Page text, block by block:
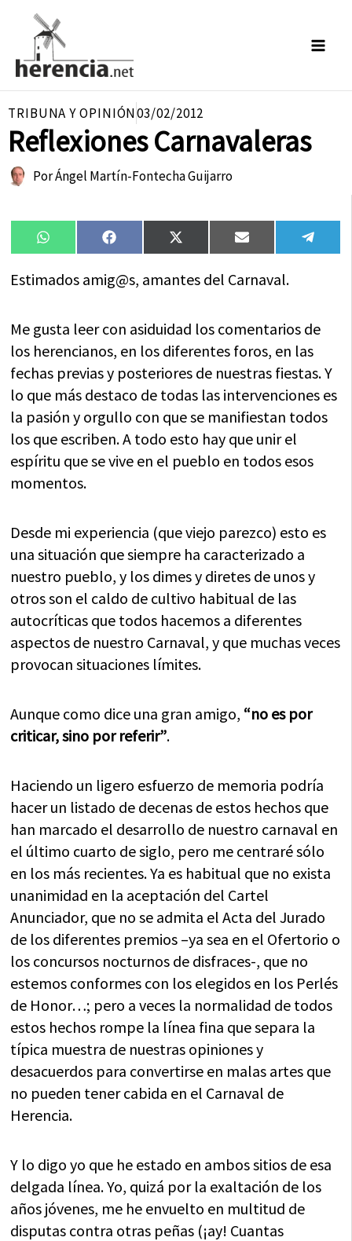
contenido
TRIBUNA Y OPINIÓN03/02/2012
Reflexiones Carnavaleras
PorÁngel Martín-Fontecha Guijarro
Compartir
en
WhatsAppCompartir
en
FacebookCompartir
en
X
(Twitter)
Compartir
en
Email
en
Estimados amig@s, amantes del Carnaval.
Me gusta leer con asiduidad los comentarios de
los herencianos, en los diferentes foros, en las
fechas previas y posteriores de nuestras fiestas. Y
lo que más destaco de todas las intervenciones es
la pasión y orgullo con que se manifiestan todos
los que escriben. A todo esto hay que unir el
espíritu que se vive en el pueblo en todos esos
momentos.
Desde mi experiencia (que viejo parezco) esto es
una situación que siempre ha caracterizado a
nuestro pueblo, y los dimes y diretes de unos y
otros son el caldo de cultivo habitual de las
autocríticas que todos hacemos a diferentes
aspectos de nuestro Carnaval, y que muchas veces
provocan situaciones límites.
Aunque como dice una gran amigo, “no es por
criticar, sino por referir”.
Haciendo un ligero esfuerzo de memoria podría
hacer un listado de decenas de estos hechos que
han marcado el desarrollo de nuestro carnaval en
el último cuarto de siglo, pero me centraré sólo
en los más recientes. Ya es habitual que no exista
unanimidad en la aceptación del Cartel
Anunciador, que no se admita el Acta del Jurado
de los diferentes premios –ya sea en el Ofertorio o
los concursos nocturnos de disfraces-, que no
estemos conformes con los elegidos en los Perlés
de Honor…; pero a veces la normalidad de todos
estos hechos rompe la línea fina que separa la
típica muestra de nuestras opiniones y
desacuerdos para convertirse en malas artes que
no pueden tener cabida en el Carnaval de
Herencia.
Y lo digo yo que he estado en ambos sitios de esa
delgada línea. Yo, quizá por la exaltación de los
años jóvenes, me he envuelto en multitud de
disputas contra otras peñas (¡ay! Cuantas